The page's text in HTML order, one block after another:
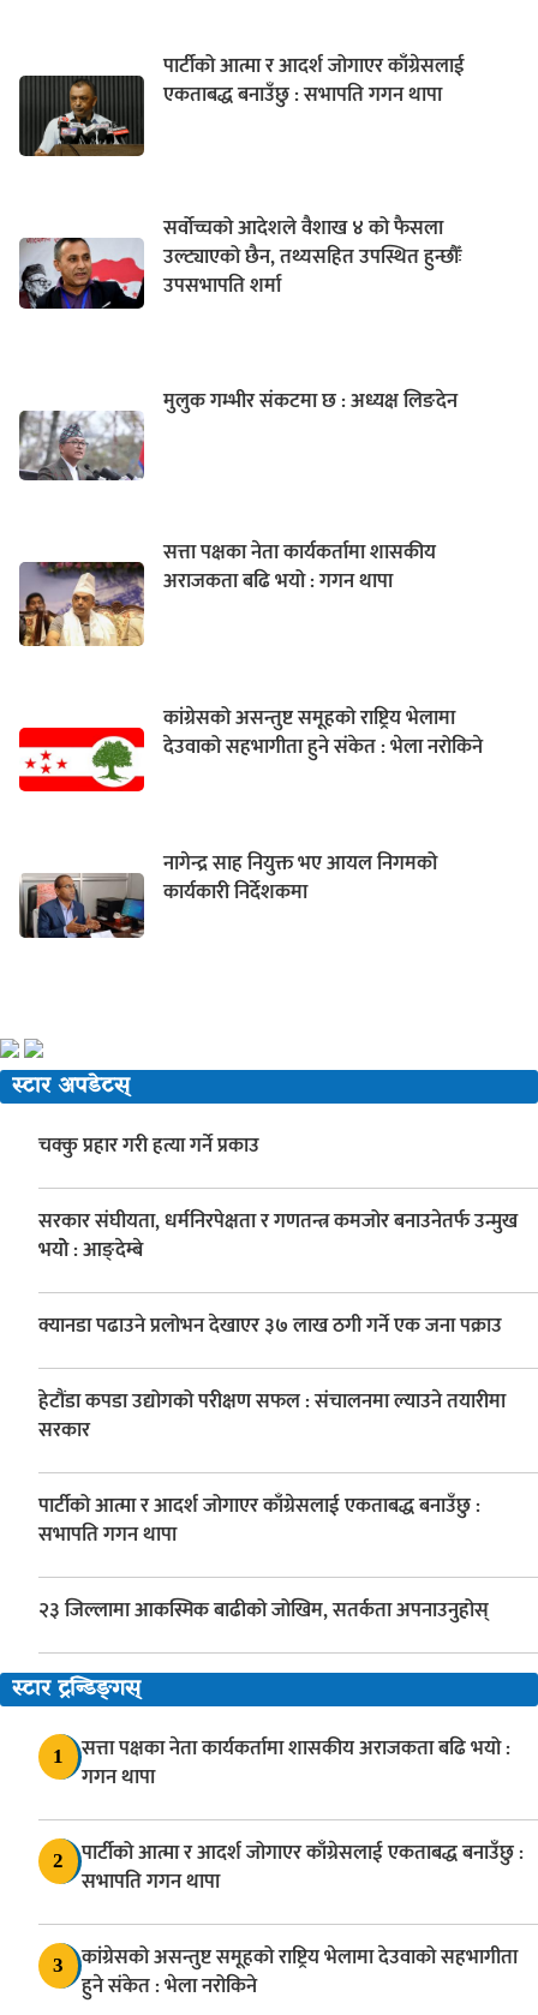
पार्टीको आत्मा र आदर्श जोगाएर काँग्रेसलाई
एकताबद्ध बनाउँछु : सभापति गगन थापा
सर्वोच्चको आदेशले वैशाख ४ को फैसला
उल्ट्याएको छैन, तथ्यसहित उपस्थित हुन्छौँः
उपसभापति शर्मा
मुलुक गम्भीर संकटमा छ : अध्यक्ष लिङदेन
सत्ता पक्षका नेता कार्यकर्तामा शासकीय
अराजकता बढि भयो : गगन थापा
कांग्रेसको असन्तुष्ट समूहको राष्ट्रिय भेलामा
देउवाको सहभागीता हुने संकेत : भेला नरोकिने
नागेन्द्र साह नियुक्त भए आयल निगमको
कार्यकारी निर्देशकमा
स्टार अपडेटस्
चक्कु प्रहार गरी हत्या गर्ने प्रकाउ
सरकार संघीयता, धर्मनिरपेक्षता र गणतन्त्र कमजोर बनाउनेतर्फ उन्मुख
भयोे : आङ्देम्बे
क्यानडा पढाउने प्रलोभन देखाएर ३७ लाख ठगी गर्ने एक जना पक्राउ
हेटौंडा कपडा उद्योगको परीक्षण सफल : संचालनमा ल्याउने तयारीमा
सरकार
पार्टीको आत्मा र आदर्श जोगाएर काँग्रेसलाई एकताबद्ध बनाउँछु :
सभापति गगन थापा
२३ जिल्लामा आकस्मिक बाढीको जोखिम, सतर्कता अपनाउनुहोस्
स्टार ट्रन्डिङ्गस्
1
सत्ता पक्षका नेता कार्यकर्तामा शासकीय अराजकता बढि भयो :
गगन थापा
2
पार्टीको आत्मा र आदर्श जोगाएर काँग्रेसलाई एकताबद्ध बनाउँछु :
सभापति गगन थापा
3
कांग्रेसको असन्तुष्ट समूहको राष्ट्रिय भेलामा देउवाको सहभागीता
हुने संकेत : भेला नरोकिने